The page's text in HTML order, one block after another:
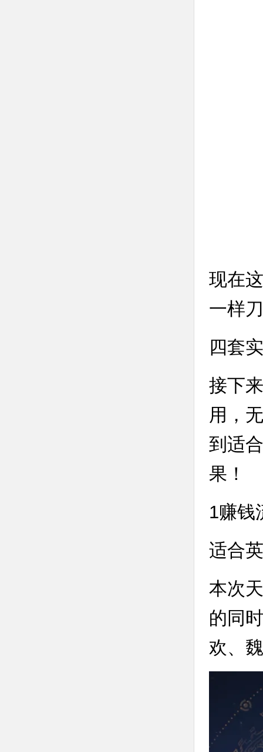
现在
一样
四套
接下
用，
到适
果！
1赚钱
适合
本次
的同
欢、